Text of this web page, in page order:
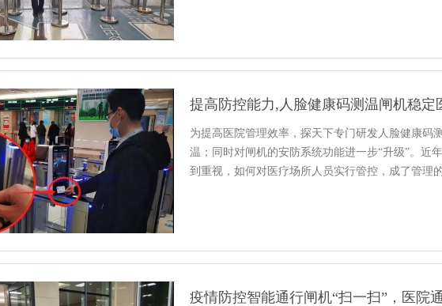
提高防控能力,人脸健康码测温闸机稳定
为提高医院管理效率，探天下专门研发人脸健康码
温；同时对闸机的安防系统功能进一步“升级”。近
到重视，如何对医疗场所人员实行管控，成了管理
疫情防控智能通行闸机“扫一扫”，医院